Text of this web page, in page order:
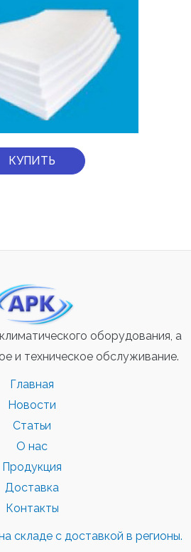
КУПИТЬ
оборудования, а
и техническое обслуживание.
Главная
Новости
Статьи
О нас
Продукция
Доставка
Контакты
складе с доставкой в регионы.